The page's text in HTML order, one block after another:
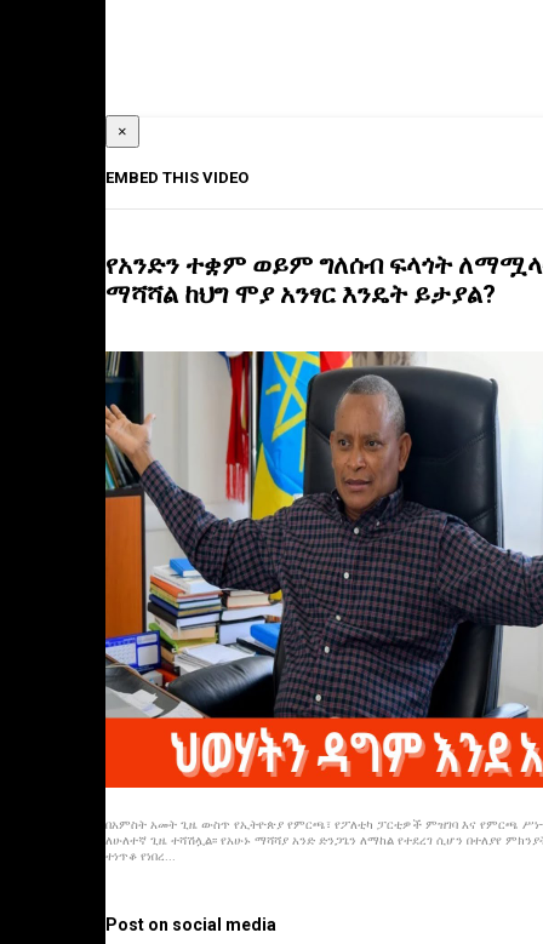
×
EMBED THIS VIDEO
የአንድን ተቋም ወይም ግለሰብ ፍላጎት
ማሻሻል ከህግ ሞያ አንፃር እንዴት ይታያል?
በአምስት አመት ጊዜ ውስጥ የኢትዮጵያ የምርጫ፣ የፖለቲካ ፓርቲዎች ምዝገባ እና የምርጫ
ለሁለተኛ ጊዜ ተሻሽሏል፡፡ የአሁኑ ማሻሻያ አንድ ድንጋጌን ለማከል የተደረገ ሲሆን በተለያየ
ተነጥቆ የነበረ...
Post on social media